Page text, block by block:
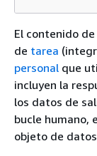
El contenido
de tarea
personal que
incluyen la
los datos de
bucle humano,
objeto de